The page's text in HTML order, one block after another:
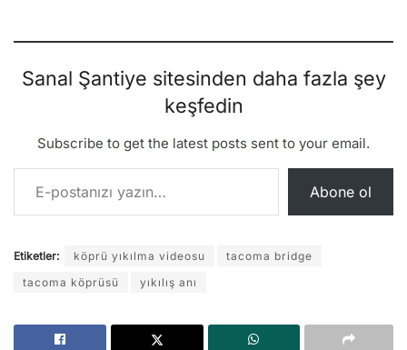
Sanal Şantiye sitesinden daha fazla şey
keşfedin
Subscribe to get the latest posts sent to your email.
E-postanızı yazın…
Abone ol
Etiketler: köprü yıkılma videosu
tacoma bridge
tacoma köprüsü
yıkılış anı